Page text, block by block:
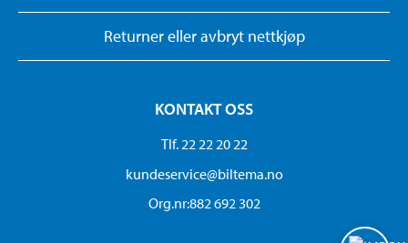
Returner eller avbryt nettkjøp
KONTAKT OSS
Tlf. 22 22 20 22
kundeservice@biltema.no
Org.nr:882 692 302